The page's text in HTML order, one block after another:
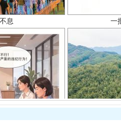
责幌子